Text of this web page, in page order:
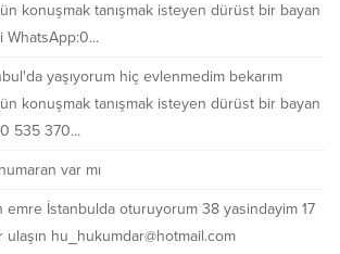
konuşmak tanışmak isteyen dürüst bir bayan
WhatsApp:0...
yaşıyorum hiç evlenmedim bekarım
konuşmak tanışmak isteyen dürüst bir bayan
535 370...
var mı
emre İstanbulda oturuyorum 38 yasindayim 17
hu_hukumdar@hotmail.com